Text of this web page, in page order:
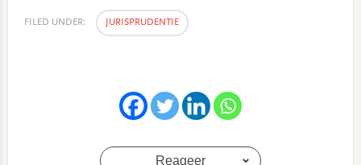
FILED UNDER: JURISPRUDENTIE
Reageer